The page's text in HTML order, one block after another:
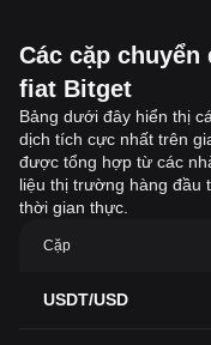
Các cặp
fiat Bitget
Bảng dưới đây hiển thị
dịch tích cực nhất trên
được tổng hợp từ các
liệu thị trường hàng đầu
thời gian thực.
Cặp
USDT/USD